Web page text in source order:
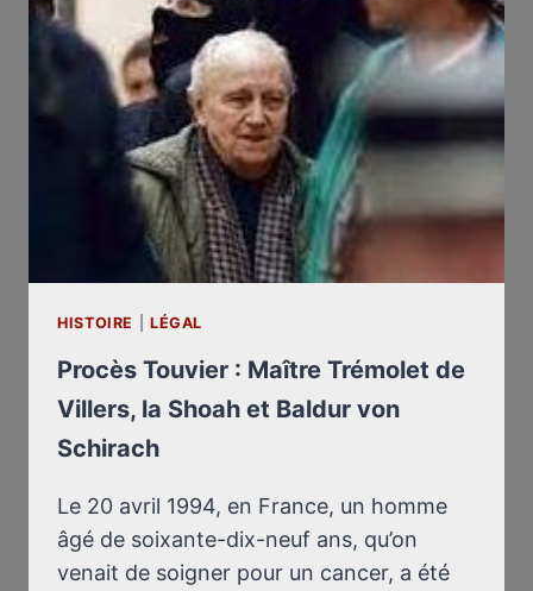
HISTOIRE LÉGAL
Procès Touvier : Maître Trémolet de
Villers, la Shoah et Baldur von
Schirach
Le 20 avril 1994, en France, un homme
âgé de soixante-dix-neuf ans, qu’on
venait de soigner pour un cancer, a été